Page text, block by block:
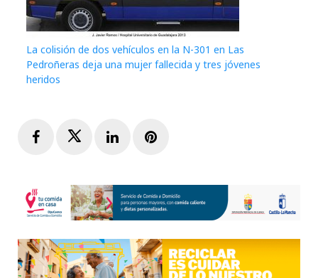
La colisión de dos vehículos en la N-301 en Las
Pedroñeras deja una mujer fallecida y tres jóvenes
heridos
FacebookTwitterLinkedInPinterest